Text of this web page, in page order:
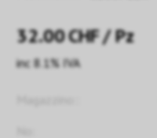
32.00CHF/ Pz
inc 8.1% IVA